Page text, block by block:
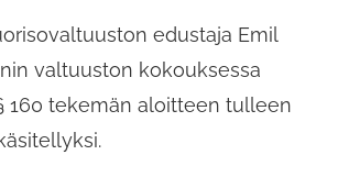
edustaja Emil
valtuuston kokouksessa
§ 160 tekemän aloitteen tulleen